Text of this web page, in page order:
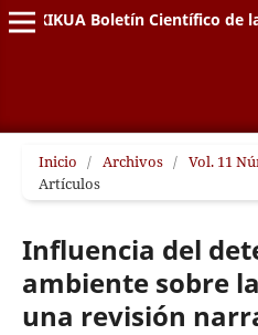
XIKUA Boletín Científico de
Inicio / Archivos / Vol. 11
Artículos
Influencia del
ambiente sobre
una revisión